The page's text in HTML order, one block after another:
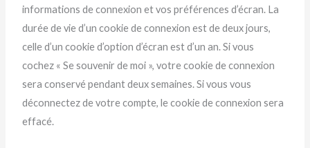
informations de connexion et vos préférences d’écran. La
durée de vie d’un cookie de connexion est de deux jours,
celle d’un cookie d’option d’écran est d’un an. Si vous
cochez « Se souvenir de moi », votre cookie de connexion
sera conservé pendant deux semaines. Si vous vous
déconnectez de votre compte, le cookie de connexion sera
effacé.